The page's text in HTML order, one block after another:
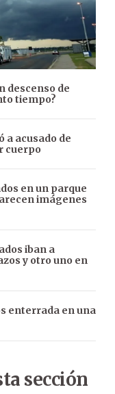
descenso de
tiempo?
a acusado de
cuerpo
en un parque
imágenes
iban a
y otro uno en
enterrada en una
sección